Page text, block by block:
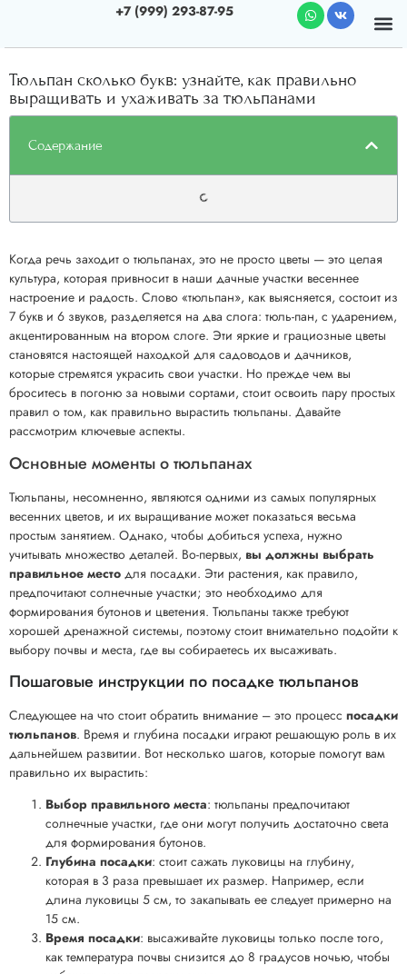
+7 (999) 293-87-95
Тюльпан сколько букв: узнайте, как правильно
выращивать и ухаживать за тюльпанами
Содержание
Когда речь заходит о тюльпанах, это не просто цветы — это целая
культура, которая привносит в наши дачные участки весеннее
настроение и радость. Слово «тюльпан», как выясняется, состоит из
7 букв и 6 звуков, разделяется на два слога: тюль-пан, с ударением,
акцентированным на втором слоге. Эти яркие и грациозные цветы
становятся настоящей находкой для садоводов и дачников,
которые стремятся украсить свои участки. Но прежде чем вы
броситесь в погоню за новыми сортами, стоит освоить пару простых
правил о том, как правильно вырастить тюльпаны. Давайте
рассмотрим ключевые аспекты.
Основные моменты о тюльпанах
Тюльпаны, несомненно, являются одними из самых популярных
весенних цветов, и их выращивание может показаться весьма
простым занятием. Однако, чтобы добиться успеха, нужно
учитывать множество деталей. Во-первых, вы должны выбрать
правильное место для посадки. Эти растения, как правило,
предпочитают солнечные участки; это необходимо для
формирования бутонов и цветения. Тюльпаны также требуют
хорошей дренажной системы, поэтому стоит внимательно подойти к
выбору почвы и места, где вы собираетесь их высаживать.
Пошаговые инструкции по посадке тюльпанов
Следующее на что стоит обратить внимание – это процесс посадки
тюльпанов. Время и глубина посадки играют решающую роль в их
дальнейшем развитии. Вот несколько шагов, которые помогут вам
правильно их вырастить:
Выбор правильного места: тюльпаны предпочитают
солнечные участки, где они могут получить достаточно света
для формирования бутонов.
Глубина посадки: стоит сажать луковицы на глубину,
которая в 3 раза превышает их размер. Например, если
длина луковицы 5 см, то закапывать ее следует примерно на
15 см.
Время посадки: высаживайте луковицы только после того,
как температура почвы снизится до 8 градусов ночью, чтобы